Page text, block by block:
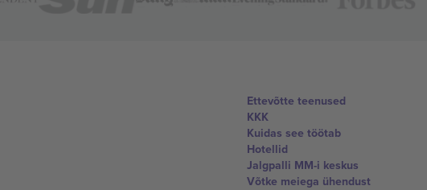
Ettevõtte teenused
KKK
Kuidas see töötab
Hotellid
Jalgpalli MM-i keskus
Võtke meiega ühendust